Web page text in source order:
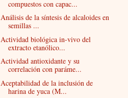
compuestos con capac...
Análisis de la síntesis de alcaloides en
semillas ...
Actividad biológica in-vivo del
extracto etanólico...
Actividad antioxidante y su
correlación con paráme...
Aceptabilidad de la inclusión de
harina de yuca (M...